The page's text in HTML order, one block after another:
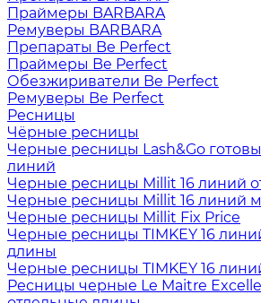
Праймеры BARBARA
Ремуверы BARBARA
Препараты Be Perfect
Праймеры Be Perfect
Обезжириватели Be Perfect
Ремуверы Be Perfect
Ресницы
Чёрные ресницы
Черные ресницы Lash&Go
линий
Черные ресницы Millit 16 линий
Черные ресницы Millit 16 линий
Черные ресницы Millit Fix Price
Черные ресницы TIMKEY 16
длины
Черные ресницы TIMKEY 16
Ресницы черные Le Maitre